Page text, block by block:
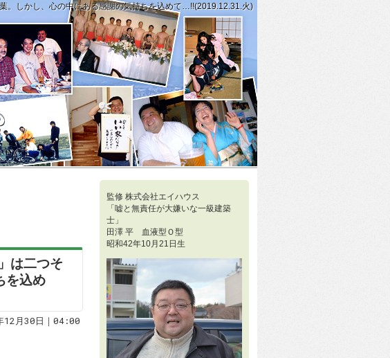
。しかし、心の中にある感謝の気持ちを込めて…!!(2019.12.31.火)
し、「ありがとう」と言われると自分自身もなぜだか、清々しい気持ちに
は二つそ
を込め
12月30日｜04:00
監修 株式会社エイハウス
「嘘と無責任が大嫌いな一級建築
士」
田澤 平 血液型Ｏ型
昭和42年10月21日生